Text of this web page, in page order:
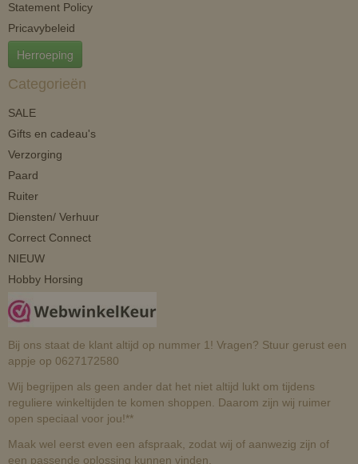
Statement Policy
Pricavybeleid
Herroeping
Categorieën
SALE
Gifts en cadeau's
Verzorging
Paard
Ruiter
Diensten/ Verhuur
Correct Connect
NIEUW
Hobby Horsing
Bij ons staat de klant altijd op nummer 1! Vragen? Stuur gerust een
appje op 0627172580
Wij begrijpen als geen ander dat het niet altijd lukt om tijdens
reguliere winkeltijden te komen shoppen. Daarom zijn wij ruimer
open speciaal voor jou!**
Maak wel eerst even een afspraak, zodat wij of aanwezig zijn of
een passende oplossing kunnen vinden.